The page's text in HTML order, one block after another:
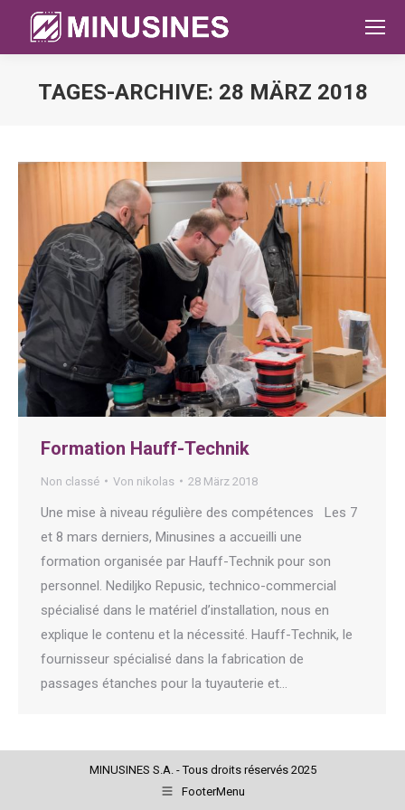
TAGES-ARCHIVE: 28 MÄRZ 2018
Formation Hauff-Technik
Non classé Von nikolas 28 März 2018
Une mise à niveau régulière des compétences Les 7
et 8 mars derniers, Minusines a accueilli une
formation organisée par Hauff-Technik pour son
personnel. Nediljko Repusic, technico-commercial
spécialisé dans le matériel d’installation, nous en
explique le contenu et la nécessité. Hauff-Technik, le
fournisseur spécialisé dans la fabrication de
passages étanches pour la tuyauterie et…
MINUSINES S.A. - Tous droits réservés 2025
FooterMenu